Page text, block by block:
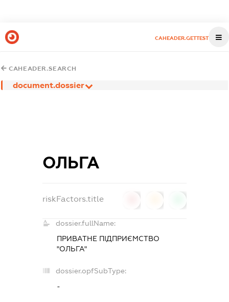
CAHEADER.GETTEST
CAHEADER.SEARCH
document.dossier
ОЛЬГА
riskFactors.title
dossier.fullName:
ПРИВАТНЕ ПІДПРИЄМСТВО
"ОЛЬГА"
dossier.opfSubType:
-